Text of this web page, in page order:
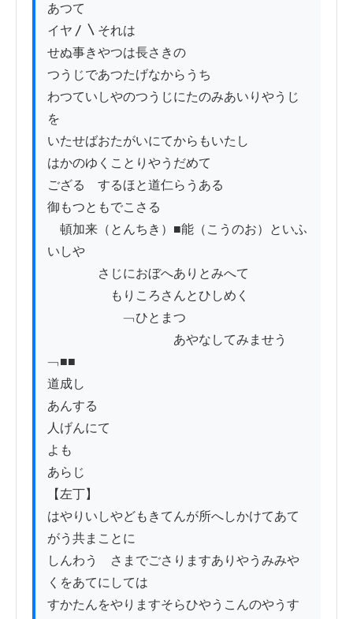
あつて
イヤ〳〵それは
せぬ事きやつは長さきの
つうじであつたげなからうち
わつていしやのつうじにたのみあいりやうじ
を
いたせばおたがいにてからもいたし
はかのゆくことりやうだめて
ござる　するほと道仁らうある
御もつともでこさる
頓加来（とんちき）■能（こうのお）といふ
いしや
さじにおぼへありとみへて
もりころさんとひしめく
﹁ひとまつ
あやなしてみませう
﹁■■
道成し
あんする
人げんにて
よも
あらじ
【左丁】
はやりいしやどもきてんが所へしかけてあて
がう共まことに
しんわう　さまでごさりますありやうみみや
くをあてにしては
すかたんをやりますそらひやうこんのやうす